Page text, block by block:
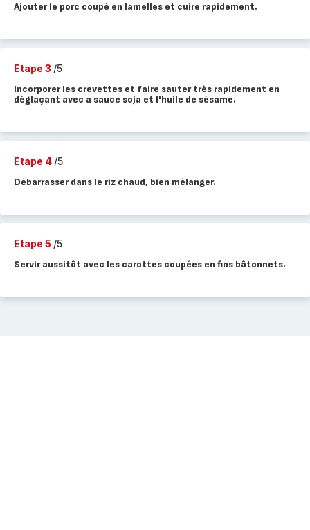
Ajouter le porc coupé en lamelles et cuire rapidement.
Etape 3 /5
Incorporer les crevettes et faire sauter très rapidement en
déglaçant avec a sauce soja et l'huile de sésame.
Etape 4 /5
Débarrasser dans le riz chaud, bien mélanger.
Etape 5 /5
Servir aussitôt avec les carottes coupées en fins bâtonnets.